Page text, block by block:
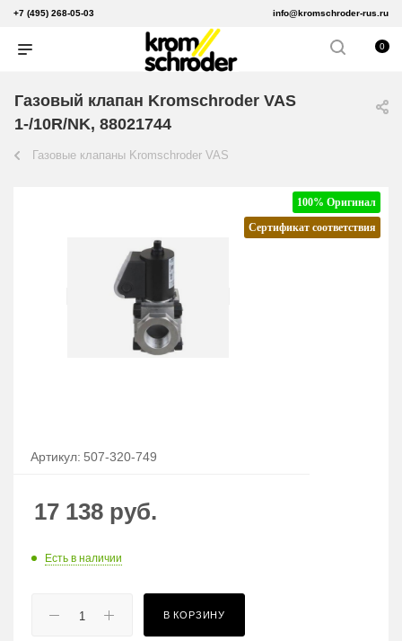
+7 (495) 268-05-03 info@kromschroder-rus.ru
0
Газовый клапан Kromschroder VAS
1-/10R/NK, 88021744
Газовые клапаны Kromschroder VAS
100% Оригинал
Сертификат соответствия
Артикул: 507-320-749
17 138 руб.
Есть в наличии
В КОРЗИНУ